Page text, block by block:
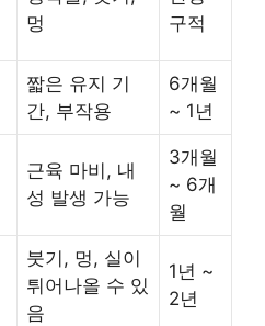
멍
구적
짧은 유지 기
간, 부작용
6개월
~ 1년
근육 마비, 내
성 발생 가능
3개월
~ 6개
월
붓기, 멍, 실이
튀어나올 수 있
음
1년 ~
2년